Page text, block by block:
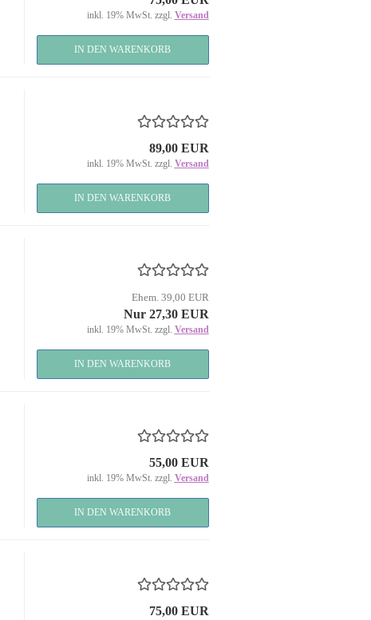
inkl. 19% MwSt. zzgl. Versand
IN DEN WARENKORB
89,00 EUR
inkl. 19% MwSt. zzgl. Versand
IN DEN WARENKORB
Ehem. 39,00 EUR
Nur 27,30 EUR
inkl. 19% MwSt. zzgl. Versand
IN DEN WARENKORB
55,00 EUR
inkl. 19% MwSt. zzgl. Versand
IN DEN WARENKORB
75,00 EUR